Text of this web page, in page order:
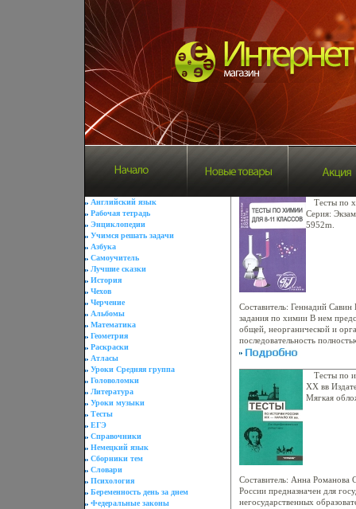
Английский язык
Рабочая тетрадь
Энциклопедии
Учимся решать задачи
Азбука
Самоучитель
Лучшие сказки
История
Чехов
Черчение
Альбомы
Математика
Геометрия
Раскраски
Атласы
Уроки Средняя группа
Головоломки
Литература
Уроки музыки
Тесты
ЕГЭ
Справочники
Немецкий язык
Сборники тем
Словари
Психология
Беременность день за днем
Федеральные законы
Тесты по
Серия:
5952m.
Составитель: Геннадий
задания по химии В нем
общей, неорганической и
последовательность
программам по химии для 8-
предназначено как для
учителей химии при
знаний учащихся, а также
обобщающего типабкфщь
использовано и
подготовке к экзаменам.
Тесты по
XX вв
Мягкая
Составитель: Анна Романова
России предназначен для
негосударственных